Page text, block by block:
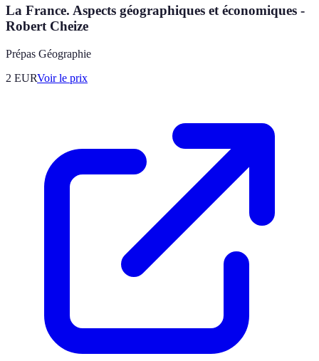
La France. Aspects géographiques et économiques -
Robert Cheize
Prépas Géographie
2 EURVoir le prix